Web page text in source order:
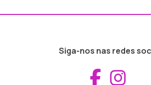
Siga-nos nas redes